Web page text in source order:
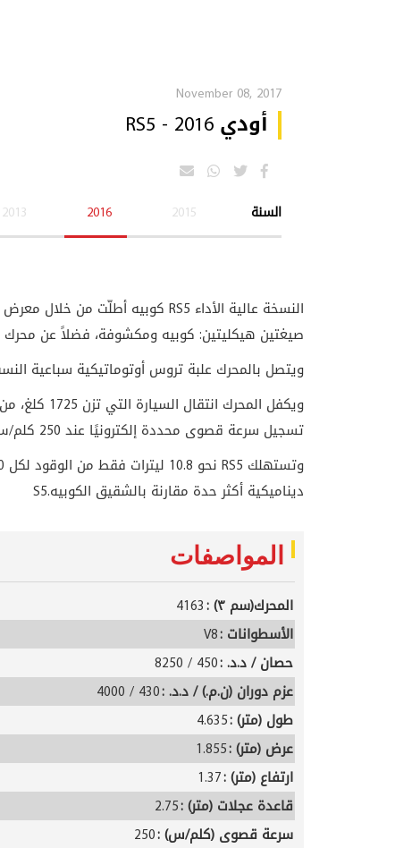
November 08, 2017
أودي RS5 - 2016
السنة 2015
2016
2013
النسخة عالية الأداء RS5
صيغتين هيكليتين: كوبيه ومكشوفة، فضلاً عن محرك
ويتصل بالمحرك علبة تروس أوتوماتيكية سباعية
تسجيل سرعة قصوى محددة إلكترونيًا عند 250 كلم/س.
وتستهلك RS5 نحو 10.8 ليترات فقط من الوقود لكل 100 كلم مقطوعة. تصميميًا، تستفيد
ديناميكية أكثر حدة مقارنة بالشقيق الكوبيهS5.
المواصفات
المحرك(سم ٣) :
4163
الأسطوانات :V8
حصان / د.د. :450 / 8250
عزم دوران (ن.م.) / د.د. :430 / 4000
طول (متر) :4.635
عرض (متر) :1.855
ارتفاع (متر) :1.37
قاعدة عجلات (متر) :2.75
سرعة قصوى (كلم/س) :250